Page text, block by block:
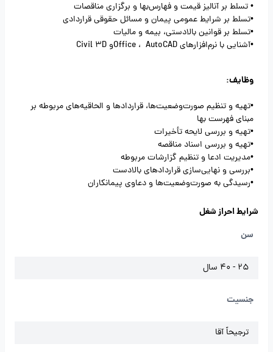
• تسلط بر آنالیز قیمت و فهارس‎‌بها و برگزاری مناقصات
•تسلط بر شرایط عمومی پیمان و مسائل حقوقی قراردادی
•تسلط بر قوانین بالادستی، بیمه و مالیات
•آشنایی با نرم‎‌افزارهای Office ، AutoCADو Civil 3D
وظایف:
•تهیه و تنظیم صورت‌وضعیت‌ها، قراردادها و الحاقیه‌های مربوطه بر
مبنای فهرست بها
•تهیه و بررسی لایحه تأخیرات
•تهیه و بررسی اسناد مناقصه
•مدیریت ادعا و تنظیم گزارشات مربوطه
•بررسی و نهایی‌سازی قراردادهای بالادست
•رسیدگی به صورت‌وضعیت‌ها و دعاوی پیمانکاران
شرایط احراز شغل
سن
25 - 40 سال
جنسیت
ترجیحاً آقا